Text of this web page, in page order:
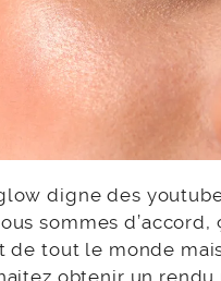
digne des
sommes d’accord,
de tout le monde mais
obtenir un
peau presque
vous pourrez
utilisant ces
Comme je vous
porté toute la journée et